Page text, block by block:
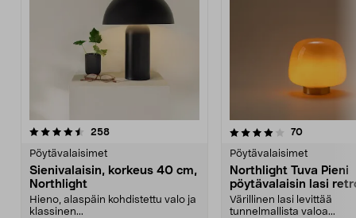
258arvostelut
Pöytävalaisimet
Sienivalaisin, korkeus 40 cm,
Northlight
Hieno, alaspäin kohdistettu valo ja
klassinen...
4.0 viidestä
70arvostelut
Pöytävalaisimet
Northlight Tuva Pieni
pöytävalaisin lasi
oranssi 21 cm
Värillinen lasi levittää
tunnelmallista valoa...
5.0 viidestä